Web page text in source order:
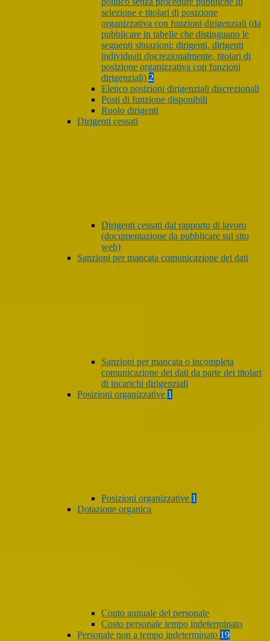
selezione e titolari di posizione
organizzativa con funzioni dirigenziali (da
pubblicare in tabelle che distinguano le
seguenti situazioni: dirigenti, dirigenti
individuati discrezionalmente, titolari di
posizione organizzativa con funzioni
dirigenziali) 2
Elenco posizioni dirigenziali discrezionali
Posti di funzione disponibili
Ruolo dirigenti
Dirigenti cessati
Dirigenti cessati dal rapporto di lavoro
(documentazione da pubblicare sul sito
web)
Sanzioni per mancata comunicazione dei dati
Sanzioni per mancata o incompleta
comunicazione dei dati da parte dei titolari
di incarichi dirigenziali
Posizioni organizzative 1
Posizioni organizzative 1
Dotazione organica
Conto annuale del personale
Costo personale tempo indeterminato
Personale non a tempo indeterminato 19